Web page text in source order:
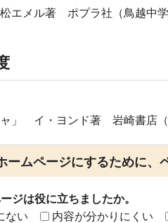
エメル著 ポプラ社（鳥越中
ャ」 イ・ヨンド著 岩崎書店
ームページにするために、
ジは役に立ちましたか。
ない
内容が分かりにくい